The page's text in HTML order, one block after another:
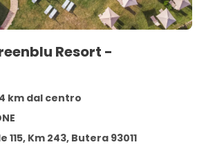
Resort -
km dal centro
Km 243, Butera 93011